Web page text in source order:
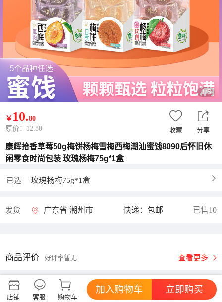
1/5
￥ 10.80
原价： 12.80 收藏 分享
康辉拾香草莓50g梅饼杨梅雪梅西梅潮汕蜜饯8090后怀旧休
闲零食时尚包装 玫瑰杨梅75g*1盒
已选 玫瑰杨梅75g*1盒
发货 广东省 潮州市 快递：包邮 已售10
商品评价 好评率暂无 查看更多
康辉食品旗舰店 进店逛逛
店铺 客服 购物车
加入购物车 立即购买